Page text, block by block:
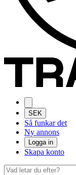
SEK
Så funkar det
Ny annons
Logga in
Skapa konto